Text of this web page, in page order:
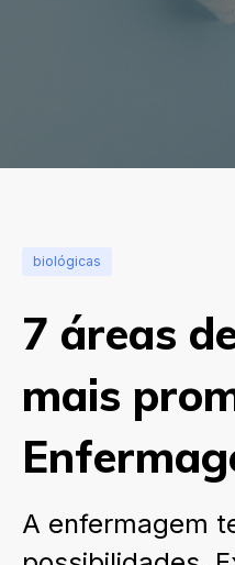
biológicas
7 áreas
mais
A enfermagem